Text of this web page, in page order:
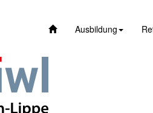
Ausbildung